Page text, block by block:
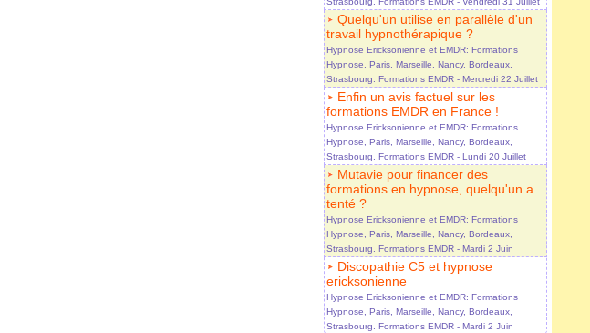
Quelqu'un utilise en parallèle d'un
travail hypnothérapique ?
Hypnose Ericksonienne et EMDR: Formations
Hypnose, Paris, Marseille, Nancy, Bordeaux,
Strasbourg. Formations EMDR - Mercredi 22 Juillet
Enfin un avis factuel sur les
formations EMDR en France !
Hypnose Ericksonienne et EMDR: Formations
Hypnose, Paris, Marseille, Nancy, Bordeaux,
Strasbourg. Formations EMDR - Lundi 20 Juillet
Mutavie pour financer des
formations en hypnose, quelqu'un a
tenté ?
Hypnose Ericksonienne et EMDR: Formations
Hypnose, Paris, Marseille, Nancy, Bordeaux,
Strasbourg. Formations EMDR - Mardi 2 Juin
Discopathie C5 et hypnose
ericksonienne
Hypnose Ericksonienne et EMDR: Formations
Hypnose, Paris, Marseille, Nancy, Bordeaux,
Strasbourg. Formations EMDR - Mardi 2 Juin